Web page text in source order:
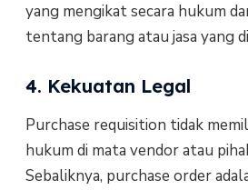
yang mengikat secara hukum
tentang barang atau jasa yang
4. Kekuatan Legal
Purchase requisition tidak
hukum di mata vendor atau
Sebaliknya, purchase order